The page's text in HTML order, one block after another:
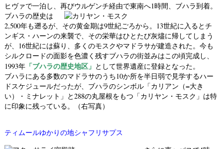
ヒヴァで一泊し、再びウルゲンチ経由で東南へ1時間、ブハラ到着。
ブハラの歴史は
2,500年も遡るが、その黄金期は9世紀ごろから。13世紀に入るとチ
ンギス・ハーンの来襲で、その栄華はひとたび灰燼に帰してしまう
が、16世紀には蘇り、多くのモスクやマドラサが建造された。今も
シルクロードの面影を色濃く残すブハラの街並みはこの頃完成し、
1993年「ブハラの歴史地区」 として世界遺産に登録となった。
ブハラにある多数のマドラサのうち10か所を半日弱で見学するハー
ドスケジュールだったが、ブハラのシンボル「カリアン（=大き
い）・ミナレット」と288の丸屋根をもつ「カリヤン・モスク」は特
に印象に残っている。（右写真）
ティムールゆかりの地シャフリサプス